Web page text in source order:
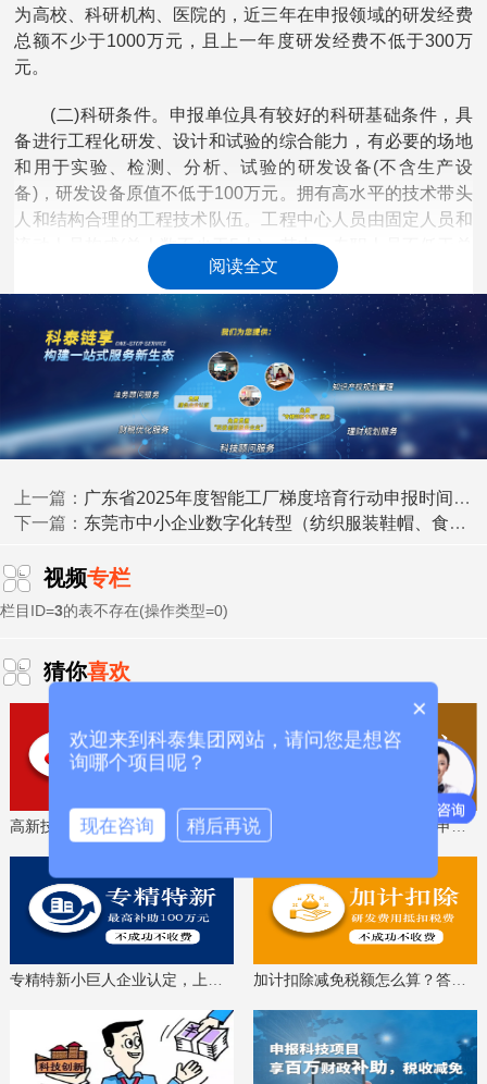
为高校、科研机构、医院的，近三年在申报领域的研发经费
总额不少于1000万元，且上一年度研发经费不低于300万
元。
(二)科研条件。申报单位具有较好的科研基础条件，具
备进行工程化研发、设计和试验的综合能力，有必要的场地
和用于实验、检测、分析、试验的研发设备(不含生产设
备)，研发设备原值不低于100万元。拥有高水平的技术带头
人和结构合理的工程技术队伍。工程中心人员由固定人员和
流动人员构成(总人数不少于5人)，其中，专职人员不低于总
人数的70%，具有本科(含)以上学历或中级(含)以上职称的人
员不低于专职人员总人数的50%，工程中心主任入职单位的
时间不低于3年。
(三)科研成果。申报单位在本领域开展关键共性技术研
究，具有较高的成果产出和转化水平，在本领域拥有3项以
上自主知识产权和科技成果,具备科技成果转化能力。此外，
申报单位为高校、科研机构、医院的，近三年须牵头或参与
作形成的标志性成果不少于2项。
责制和技术委员会咨询制，人员、经费、资产的管理相对独
立。技术委员会由同行业工程技术专家组成,其中依托单位成
(五)其他条件。申报单位未因违法失信行为被司法、行
政机关依法列入联合惩戒对象名单，且近三年未发生重大环
保、安全等责任事故，未出现学术诚信问题。工程中心主任
近三年未有科研失信行为记录、未受过刑事处罚。
四、奖补政策
对新认定的市级工程技术研究开发中心，给予每家最高
一次性补助15万元。
阅读全文
上一篇： 广东省2025年度智能工厂梯度培育行动申报时间、条件要求、扶持政策
下一篇： 东莞市中小企业数字化转型（纺织服装鞋帽、食品饮料行业）第三批数字化牵引单位遴选申报时间、条件要求
视频专栏
栏目ID=3的表不存在(操作类型=0)
猜你喜欢
高新技术企业认定，免费评估，通过后再收费 省工程技术研究中心，专业申报、指导培训
加计扣除减免税额怎么算？答疑解惑、咨询培训
×
欢迎来到科泰集团网站，请问您是想咨
询哪个项目呢？
现在咨询 稍后再说